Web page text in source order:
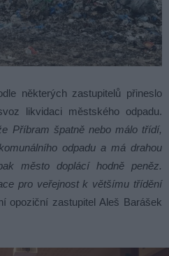
některých zastupitelů přineslo
likvidaci městského odpadu.
Příbram špatně nebo málo třídí,
odpadu a má drahou
město doplácí hodně peněz.
pro veřejnost k většímu třídění
opoziční zastupitel Aleš Barášek